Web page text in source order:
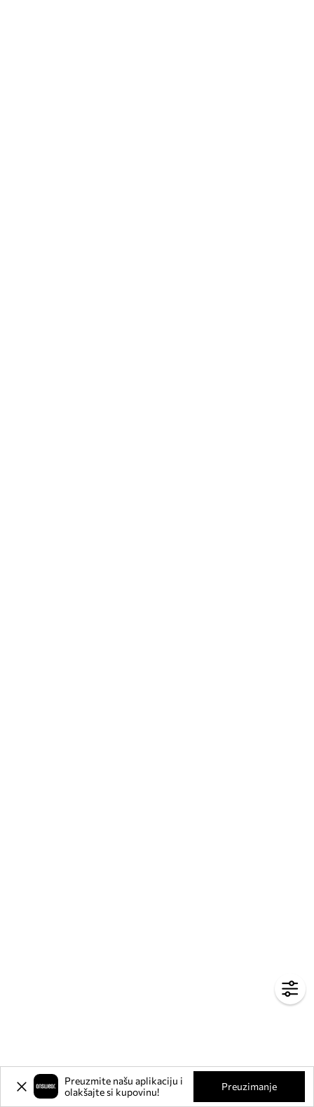
Preuzmite našu aplikaciju i
olakšajte si kupovinu!
Preuzimanje